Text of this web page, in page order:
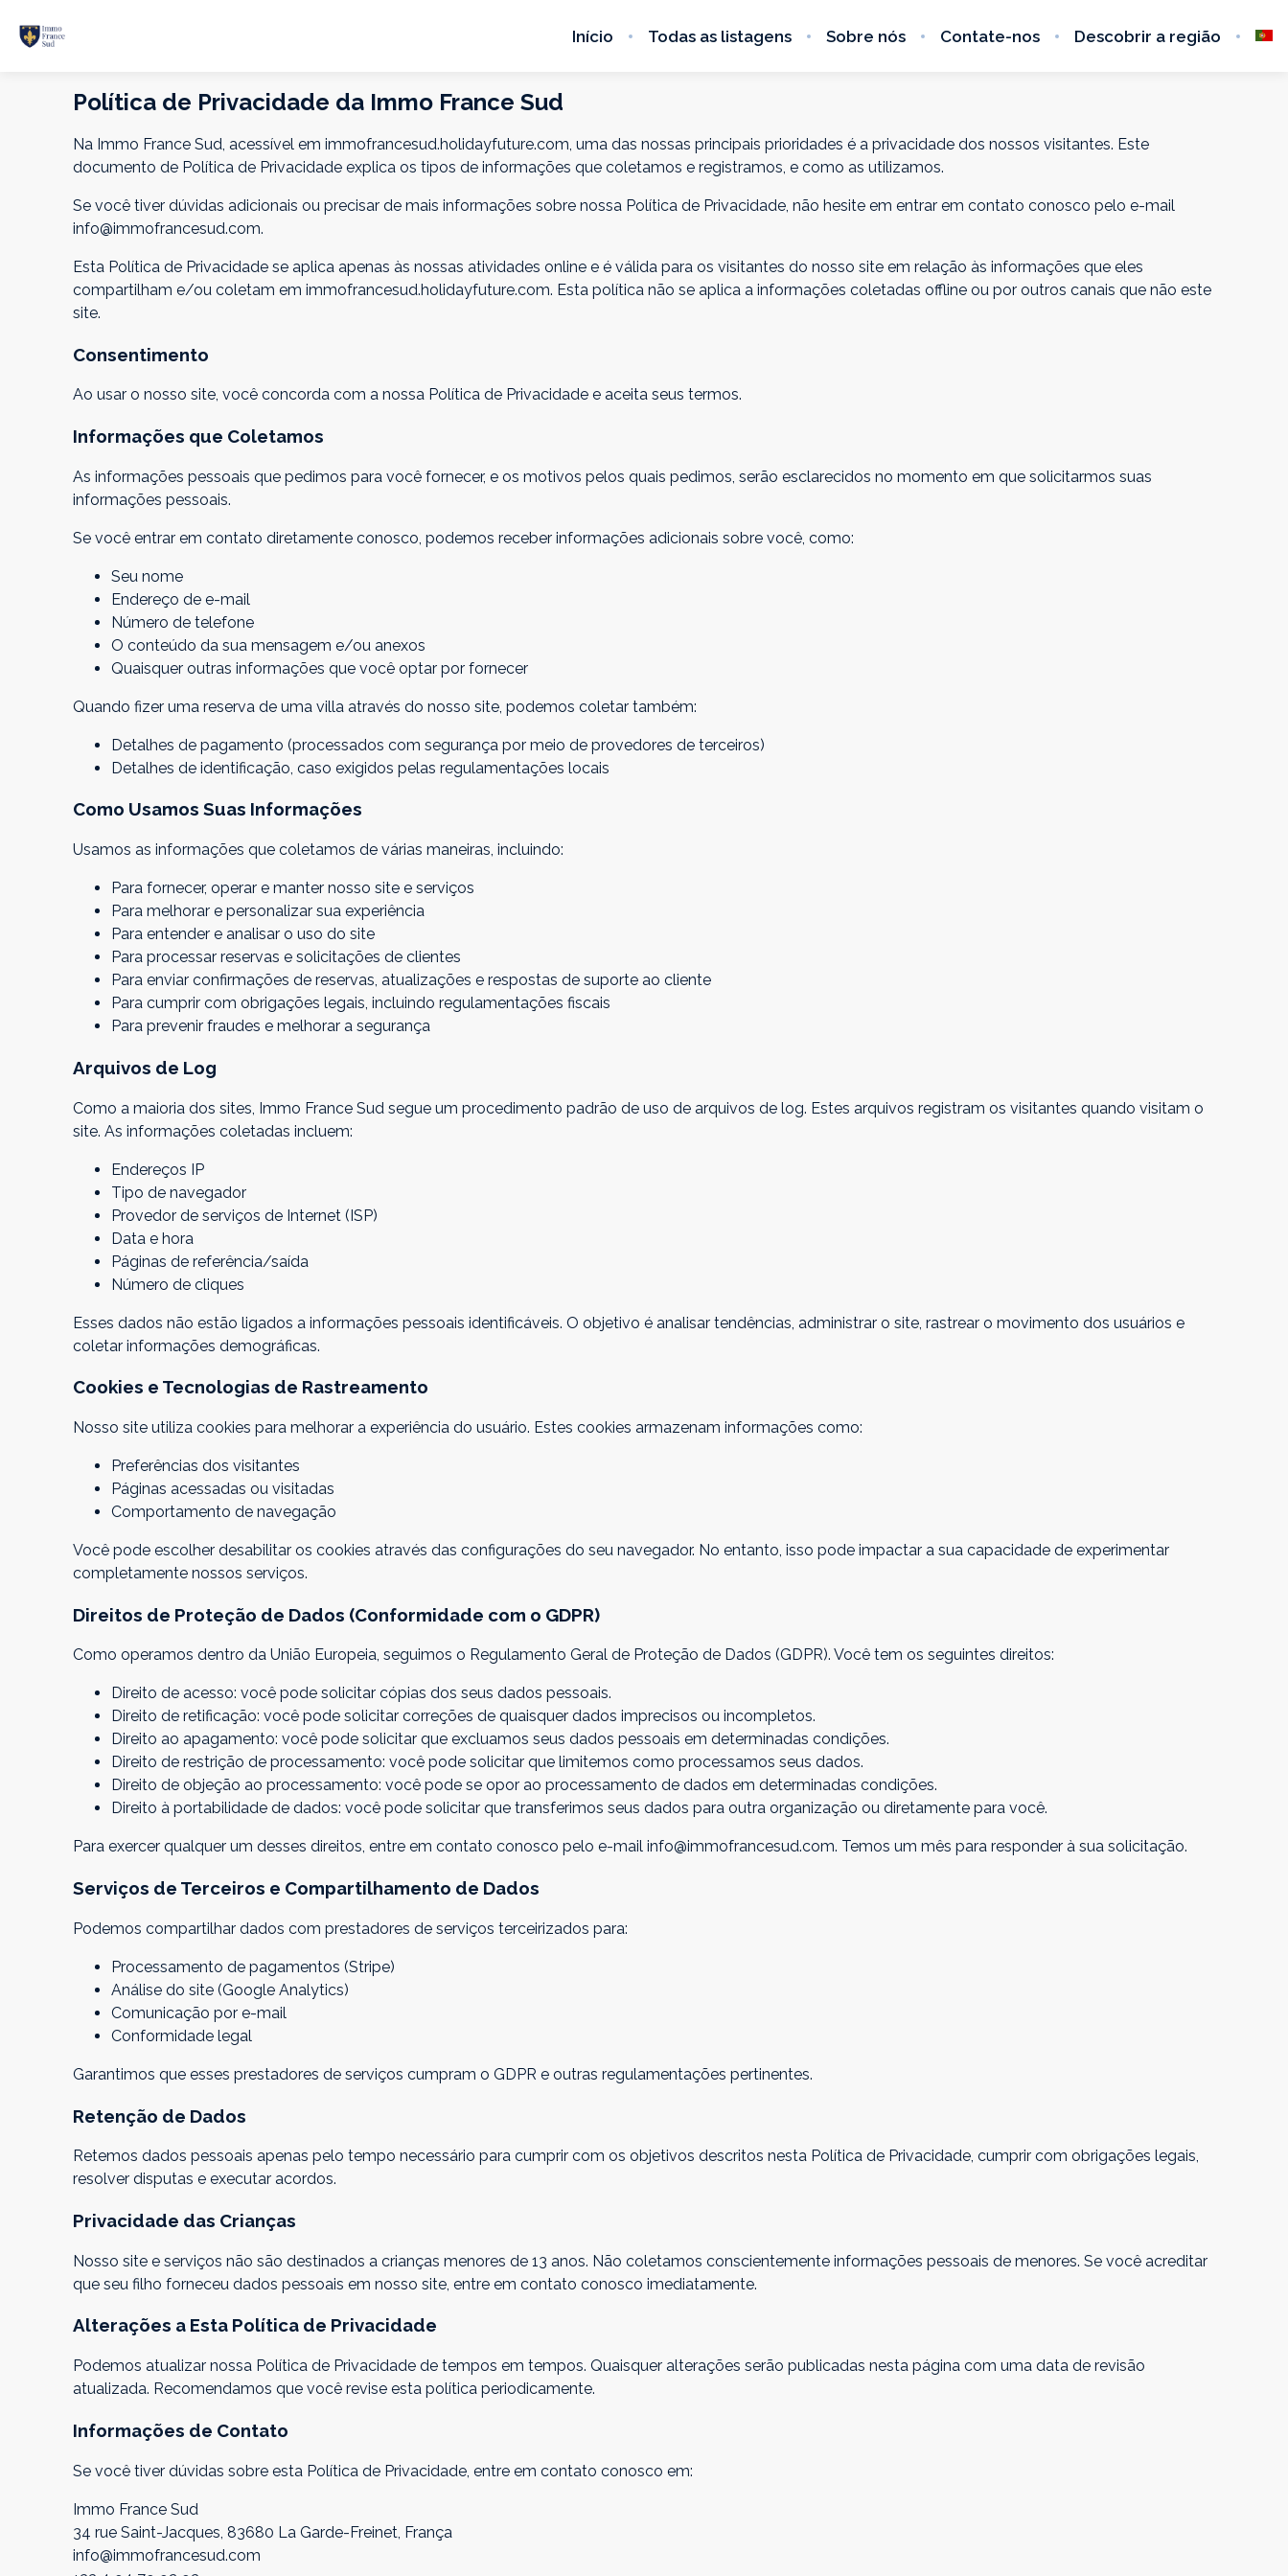
Início Todas as listagens Sobre nós Contate-nos Descobrir a região
Política de Privacidade da Immo France Sud
Na Immo France Sud, acessível em immofrancesud.holidayfuture.com, uma das nossas principais prioridades é a privacidade dos nossos visitantes. Este
documento de Política de Privacidade explica os tipos de informações que coletamos e registramos, e como as utilizamos.
Se você tiver dúvidas adicionais ou precisar de mais informações sobre nossa Política de Privacidade, não hesite em entrar em contato conosco pelo e-mail
info@immofrancesud.com.
Esta Política de Privacidade se aplica apenas às nossas atividades online e é válida para os visitantes do nosso site em relação às informações que eles
compartilham e/ou coletam em immofrancesud.holidayfuture.com. Esta política não se aplica a informações coletadas offline ou por outros canais que não este
site.
Consentimento
Ao usar o nosso site, você concorda com a nossa Política de Privacidade e aceita seus termos.
Informações que Coletamos
As informações pessoais que pedimos para você fornecer, e os motivos pelos quais pedimos, serão esclarecidos no momento em que solicitarmos suas
informações pessoais.
Se você entrar em contato diretamente conosco, podemos receber informações adicionais sobre você, como:
Seu nome
Endereço de e-mail
Número de telefone
O conteúdo da sua mensagem e/ou anexos
Quaisquer outras informações que você optar por fornecer
Quando fizer uma reserva de uma villa através do nosso site, podemos coletar também:
Detalhes de pagamento (processados com segurança por meio de provedores de terceiros)
Detalhes de identificação, caso exigidos pelas regulamentações locais
Como Usamos Suas Informações
Usamos as informações que coletamos de várias maneiras, incluindo:
Para fornecer, operar e manter nosso site e serviços
Para melhorar e personalizar sua experiência
Para entender e analisar o uso do site
Para processar reservas e solicitações de clientes
Para enviar confirmações de reservas, atualizações e respostas de suporte ao cliente
Para cumprir com obrigações legais, incluindo regulamentações fiscais
Para prevenir fraudes e melhorar a segurança
Arquivos de Log
Como a maioria dos sites, Immo France Sud segue um procedimento padrão de uso de arquivos de log. Estes arquivos registram os visitantes quando visitam o
site. As informações coletadas incluem:
Endereços IP
Tipo de navegador
Provedor de serviços de Internet (ISP)
Data e hora
Páginas de referência/saída
Número de cliques
Esses dados não estão ligados a informações pessoais identificáveis. O objetivo é analisar tendências, administrar o site, rastrear o movimento dos usuários e
coletar informações demográficas.
Cookies e Tecnologias de Rastreamento
Nosso site utiliza cookies para melhorar a experiência do usuário. Estes cookies armazenam informações como:
Preferências dos visitantes
Páginas acessadas ou visitadas
Comportamento de navegação
Você pode escolher desabilitar os cookies através das configurações do seu navegador. No entanto, isso pode impactar a sua capacidade de experimentar
completamente nossos serviços.
Direitos de Proteção de Dados (Conformidade com o GDPR)
Como operamos dentro da União Europeia, seguimos o Regulamento Geral de Proteção de Dados (GDPR). Você tem os seguintes direitos:
Direito de acesso: você pode solicitar cópias dos seus dados pessoais.
Direito de retificação: você pode solicitar correções de quaisquer dados imprecisos ou incompletos.
Direito ao apagamento: você pode solicitar que excluamos seus dados pessoais em determinadas condições.
Direito de restrição de processamento: você pode solicitar que limitemos como processamos seus dados.
Direito de objeção ao processamento: você pode se opor ao processamento de dados em determinadas condições.
Direito à portabilidade de dados: você pode solicitar que transferimos seus dados para outra organização ou diretamente para você.
Para exercer qualquer um desses direitos, entre em contato conosco pelo e-mail info@immofrancesud.com. Temos um mês para responder à sua solicitação.
Serviços de Terceiros e Compartilhamento de Dados
Podemos compartilhar dados com prestadores de serviços terceirizados para:
Processamento de pagamentos (Stripe)
Análise do site (Google Analytics)
Comunicação por e-mail
Conformidade legal
Garantimos que esses prestadores de serviços cumpram o GDPR e outras regulamentações pertinentes.
Retenção de Dados
Retemos dados pessoais apenas pelo tempo necessário para cumprir com os objetivos descritos nesta Política de Privacidade, cumprir com obrigações legais,
resolver disputas e executar acordos.
Privacidade das Crianças
Nosso site e serviços não são destinados a crianças menores de 13 anos. Não coletamos conscientemente informações pessoais de menores. Se você acreditar
que seu filho forneceu dados pessoais em nosso site, entre em contato conosco imediatamente.
Alterações a Esta Política de Privacidade
Podemos atualizar nossa Política de Privacidade de tempos em tempos. Quaisquer alterações serão publicadas nesta página com uma data de revisão
atualizada. Recomendamos que você revise esta política periodicamente.
Informações de Contato
Se você tiver dúvidas sobre esta Política de Privacidade, entre em contato conosco em:
Immo France Sud
34 rue Saint-Jacques, 83680 La Garde-Freinet, França
info@immofrancesud.com